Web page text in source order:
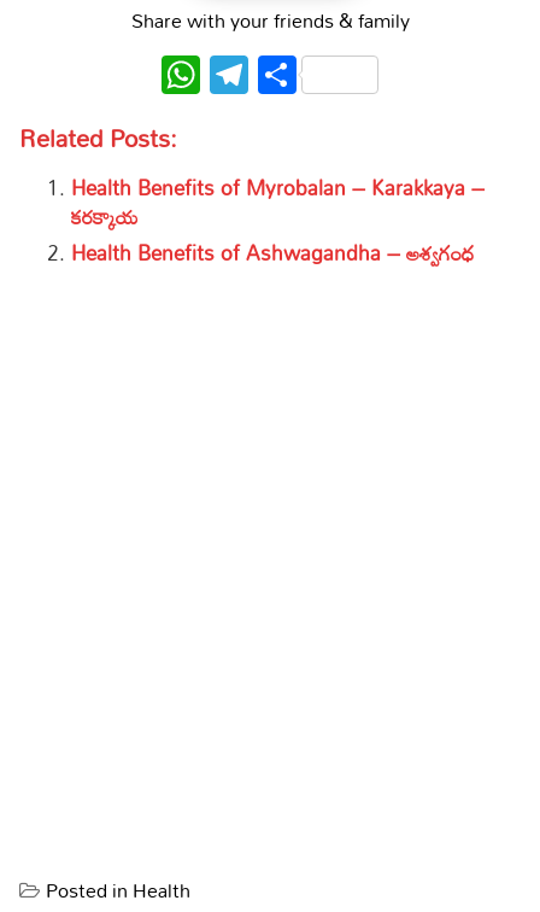
Share with your friends & family
WhatsApp
Telegram
Share
Related Posts:
Health Benefits of Myrobalan – Karakkaya –
కరక్కాయ
Health Benefits of Ashwagandha – అశ్వగంధ
Posted inHealth